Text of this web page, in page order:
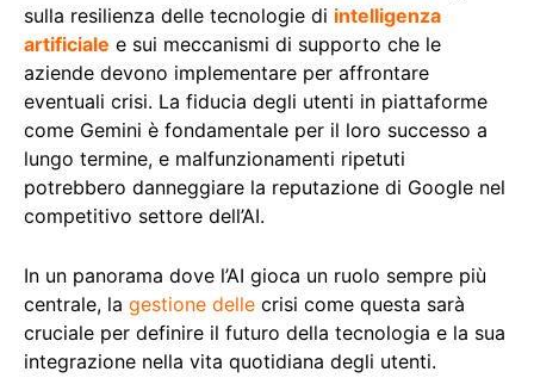
sulla resilienza delle tecnologie di intelligenza
artificiale e sui meccanismi di supporto che le
aziende devono implementare per affrontare
eventuali crisi. La fiducia degli utenti in piattaforme
come Gemini è fondamentale per il loro successo a
lungo termine, e malfunzionamenti ripetuti
potrebbero danneggiare la reputazione di Google nel
competitivo settore dell’AI.
In un panorama dove l’AI gioca un ruolo sempre più
centrale, la gestione delle crisi come questa sarà
cruciale per definire il futuro della tecnologia e la sua
integrazione nella vita quotidiana degli utenti.